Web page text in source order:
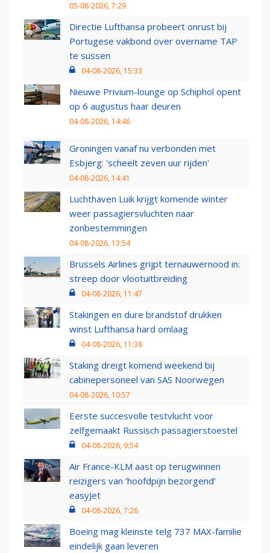
05-08-2026, 7:29
Directie Lufthansa probeert onrust bij
Portugese vakbond over overname TAP
te sussen
04-08-2026, 15:33
Nieuwe Privium-lounge op Schiphol opent
op 6 augustus haar deuren
04-08-2026, 14:46
Groningen vanaf nu verbonden met
Esbjerg: 'scheelt zeven uur rijden'
04-08-2026, 14:41
Luchthaven Luik krijgt komende winter
weer passagiersvluchten naar
zonbestemmingen
04-08-2026, 13:54
Brussels Airlines grijpt ternauwernood in:
streep door vlootuitbreiding
04-08-2026, 11:47
Stakingen en dure brandstof drukken
winst Lufthansa hard omlaag
04-08-2026, 11:38
Staking dreigt komend weekend bij
cabinepersoneel van SAS Noorwegen
04-08-2026, 10:57
Eerste succesvolle testvlucht voor
zelfgemaakt Russisch passagierstoestel
04-08-2026, 9:54
Air France-KLM aast op terugwinnen
reizigers van ‘hoofdpijn bezorgend’
easyJet
04-08-2026, 7:26
Boeing mag kleinste telg 737 MAX-familie
eindelijk gaan leveren